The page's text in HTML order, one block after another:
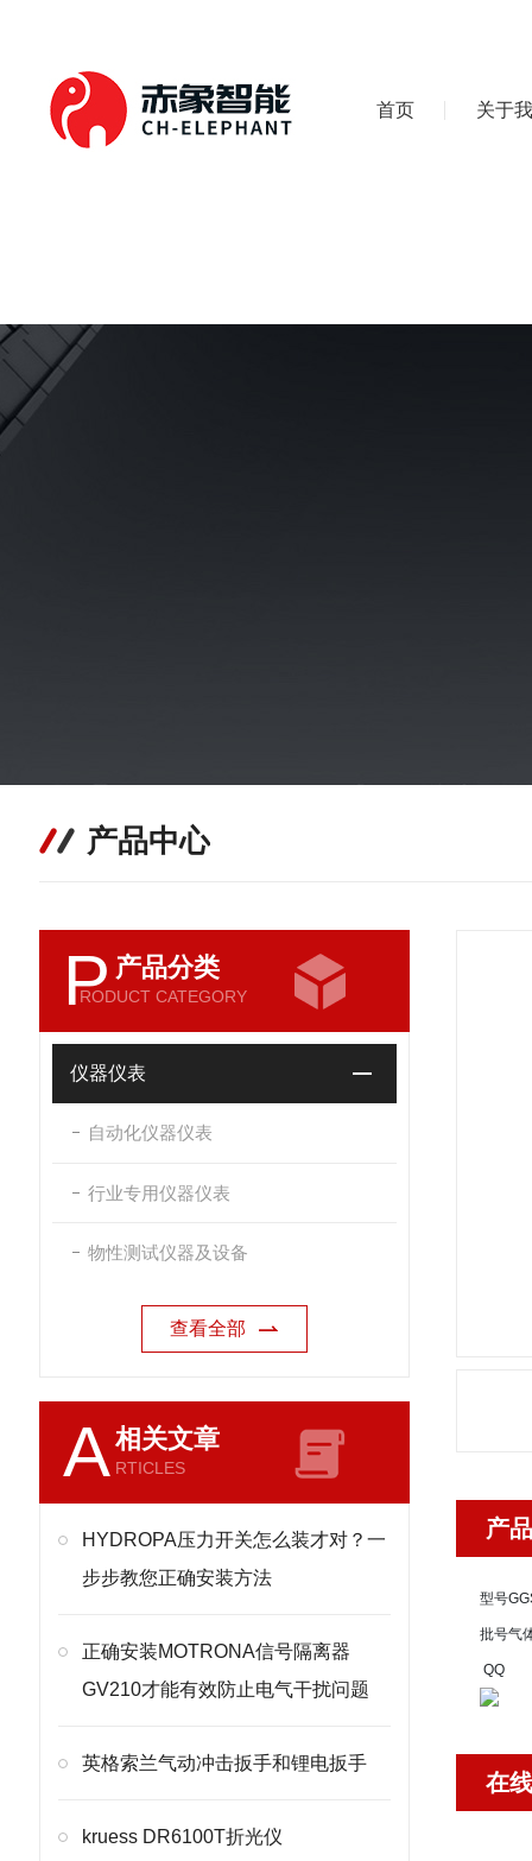
首页 关于
产品中心
P 产品分类
RODUCT CATEGORY
仪器仪表
自动化仪器仪表
行业专用仪器仪表
物性测试仪器及设备
查看全部
A相关文章
RTICLES
HYDROPA压力开关怎么装才对？一
步步教您正确安装方法
正确安装MOTRONA信号隔离器
GV210才能有效防止电气干扰问题
英格索兰气动冲击扳手和锂电扳手
kruess DR6100T折光仪
产
型号
批号气
QQ
在